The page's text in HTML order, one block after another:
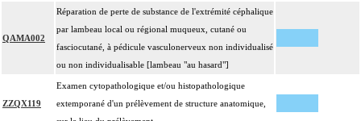
QAMA002
Réparation de perte de substance de l'extrémité céphalique
par lambeau local ou régional muqueux, cutané ou
fasciocutané, à pédicule vasculonerveux non individualisé
ou non individualisable [lambeau "au hasard"]
ZZQX119
Examen cytopathologique et/ou histopathologique
extemporané d'un prélèvement de structure anatomique,